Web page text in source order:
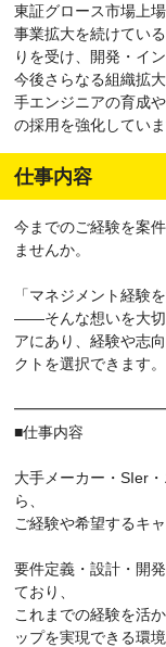
東証グロース市場上
事業拡大を続けてい
りを受け、開発・イ
今後さらなる組織拡
手エンジニアの育成
の採用を強化していま
仕事内容
今までのご経験を案
ませんか。
「マネジメント経験
――そんな想いを大切
アにあり、経験や志
クトを選択できます。
■仕事内容
大手メーカー・SIer
ら、
ご経験や希望するキ
要件定義・設計・開
ており、
これまでの経験を活
ップを実現できる環境